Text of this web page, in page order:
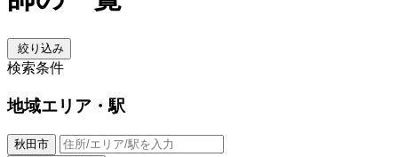
絞り込み
検索条件
地域エリア・駅
秋田市